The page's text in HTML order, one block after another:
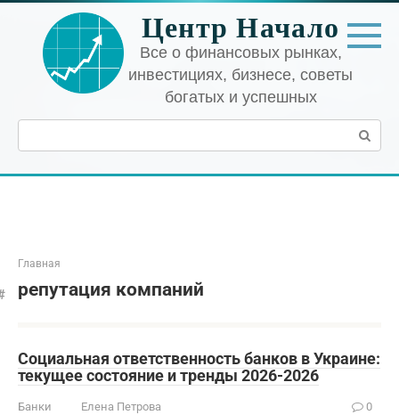
Перейти
контенту
Центр Начало
Все о финансовых рынках,
инвестициях, бизнесе, советы
богатых и успешных
Поиск:
Главная
репутация компаний
Социальная ответственность банков в Украине:
текущее состояние и тренды 2026-2026
Банки Елена Петрова 0